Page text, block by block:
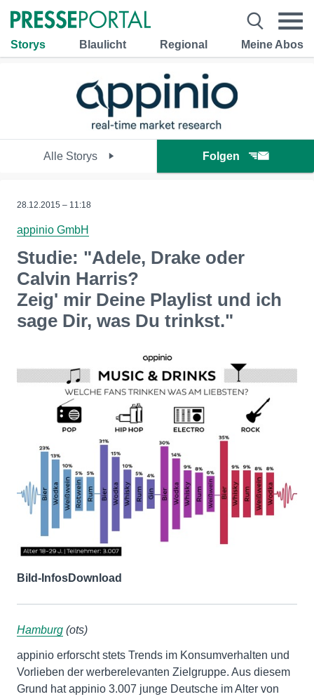
Storys Blaulicht Regional Meine Abos
Alle Storys Folgen
28.12.2015 – 11:18
appinio GmbH
Studie: "Adele, Drake oder
Calvin Harris?
Zeig' mir Deine Playlist und ich
sage Dir, was Du trinkst."
Bild-InfosDownload
Hamburg (ots)
appinio erforscht stets Trends im Konsumverhalten und
Vorlieben der werberelevanten Zielgruppe. Aus diesem
Grund hat appinio 3.007 junge Deutsche im Alter von